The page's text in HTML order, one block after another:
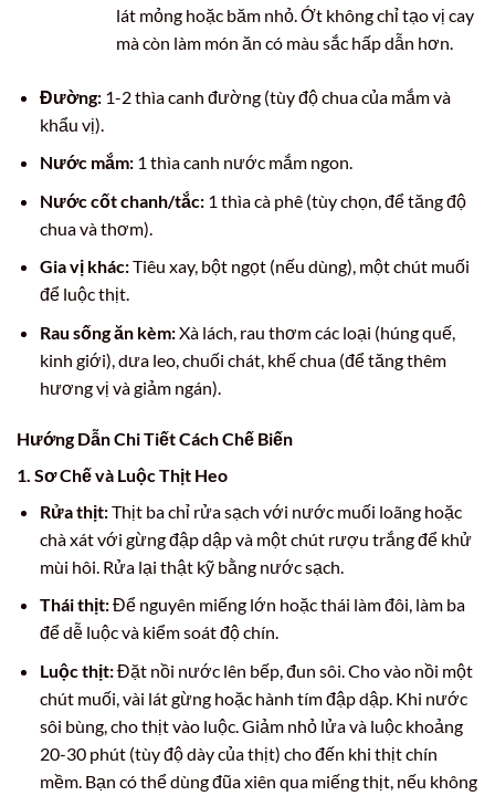
lát mỏng hoặc băm nhỏ. Ớt không chỉ tạo vị cay
mà còn làm món ăn có màu sắc hấp dẫn hơn.
Đường:1-2 thìa canh đường (tùy độ chua của mắm và
khẩu vị).
Nước mắm:1 thìa canh nước mắm ngon.
Nước cốt chanh/tắc:1 thìa cà phê (tùy chọn, để tăng độ
chua và thơm).
Gia vị khác:Tiêu xay, bột ngọt (nếu dùng), một chút muối
để luộc thịt.
Rau sống ăn kèm:Xà lách, rau thơm các loại (húng quế,
kinh giới), dưa leo, chuối chát, khế chua (để tăng thêm
hương vị và giảm ngán).
Hướng Dẫn Chi Tiết Cách Chế Biến
1. Sơ Chế và Luộc Thịt Heo
Rửa thịt:Thịt ba chỉ rửa sạch với nước muối loãng hoặc
chà xát với gừng đập dập và một chút rượu trắng để khử
mùi hôi. Rửa lại thật kỹ bằng nước sạch.
Thái thịt:Để nguyên miếng lớn hoặc thái làm đôi, làm ba
để dễ luộc và kiểm soát độ chín.
Luộc thịt:Đặt nồi nước lên bếp, đun sôi. Cho vào nồi một
chút muối, vài lát gừng hoặc hành tím đập dập. Khi nước
sôi bùng, cho thịt vào luộc. Giảm nhỏ lửa và luộc khoảng
20-30 phút (tùy độ dày của thịt) cho đến khi thịt chín
mềm. Bạn có thể dùng đũa xiên qua miếng thịt, nếu không